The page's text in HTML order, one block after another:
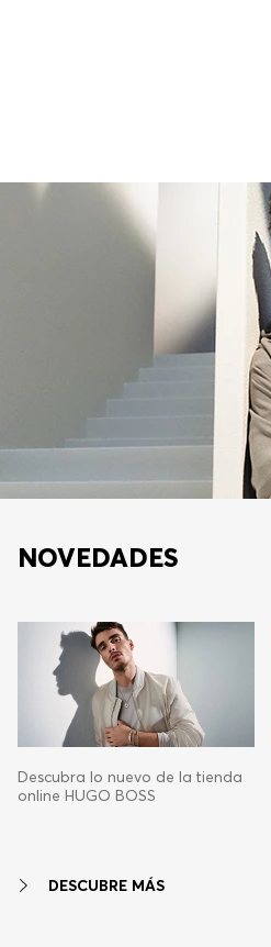
NOVEDADES
Descubra lo nuevo de la tienda
online HUGO BOSS
DESCUBRE MÁS